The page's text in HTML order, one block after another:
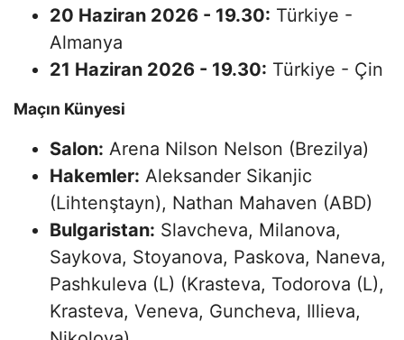
20 Haziran 2026 - 19.30: Türkiye -
Almanya
21 Haziran 2026 - 19.30: Türkiye - Çin
​Maçın Künyesi
Salon: Arena Nilson Nelson (Brezilya)
Hakemler: Aleksander Sikanjic
(Lihtenştayn), Nathan Mahaven (ABD)
Bulgaristan: Slavcheva, Milanova,
Saykova, Stoyanova, Paskova, Naneva,
Pashkuleva (L) (Krasteva, Todorova (L),
Krasteva, Veneva, Guncheva, Illieva,